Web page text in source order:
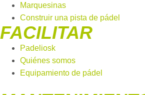
Marquesinas
Construir una pista de pádel
FACILITAR
Padeliosk
Quiénes somos
Equipamiento de pádel